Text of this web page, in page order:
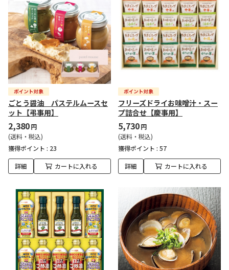
ごとう醤油 パステルムースセ
ット【弔事用】
2,380円
(送料・税込)
獲得ポイント : 23
詳細 カートに入れる
フリーズドライお味噌汁・スー
プ詰合せ【慶事用】
5,730円
(送料・税込)
獲得ポイント : 57
詳細 カートに入れる